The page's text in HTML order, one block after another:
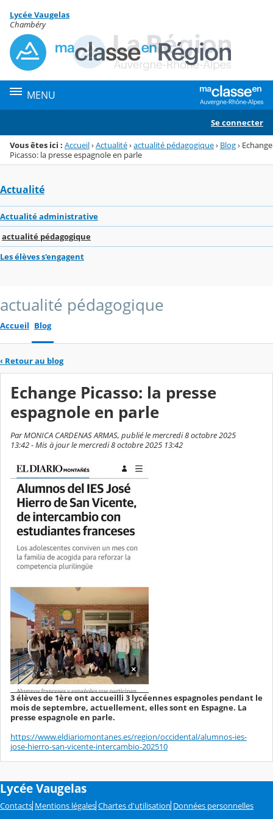
Menu de la rubrique
Contenu
Lycée Vaugelas
Chambéry
MENU
Se connecter
Vous êtes ici : Accueil›Actualité›actualité pédagogique› Blog› Echange
Picasso: la presse espagnole en parle
Actualité
Actualité administrative
actualité pédagogique
Les élèves s'engagent
actualité pédagogique
Accueil Blog
‹ Retour au blog
Echange Picasso: la presse
espagnole en parle
Par MONICA CARDENAS ARMAS, publié le mercredi 8 octobre 2025
13:42 - Mis à jour le mercredi 8 octobre 2025 13:42
3 élèves de 1ère ont accueilli 3 lycéennes espagnoles pendant le
mois de septembre, actuellement, elles sont en Espagne. La
presse espagnole en parle.
https://www.eldiariomontanes.es/region/occidental/alumnos-ies-
jose-hierro-san-vicente-intercambio-202510
Lycée Vaugelas
Contacts Mentions légales Chartes d'utilisation Données personnelles